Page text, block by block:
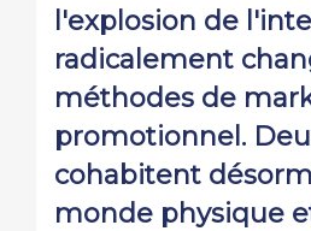
l'explosion de
radicalement
méthodes de
promotionnel.
cohabitent
monde physique